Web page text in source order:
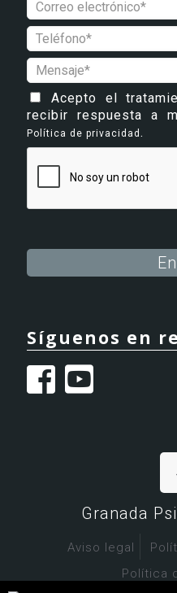
Acepto el
recibir respuesta a
Política de privacidad .
Síguenos en
Granada
Aviso legal
Política